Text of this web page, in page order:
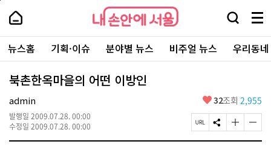
본
로
가
내
손
안
에
서
울
-
서
울
시
대
표
소
내
손
에
울
검
창
열
기
메
뉴
전
체
보
주
요
서
뉴스홈 기획·이슈 분야별 뉴스 비주얼 뉴스 우리동
북촌한옥마을의 어떤 이방인
admin
발행일 2009.07.28. 00:00
수정일 2009.07.28. 00:00
좋
요
32조회 2,955
페
이
S
N
글
자
글
자
페
상
단
로